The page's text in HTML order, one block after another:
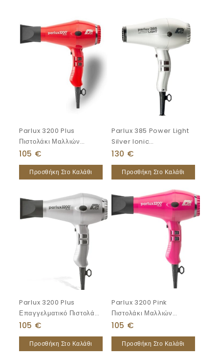
Parlux 3200 Plus
Πιστολάκι Μαλλιών
1900W
105 €
Προσθήκη Στο Καλάθι
Parlux 385 Power Light
Silver Ionic
Επαγγελματικό Πιστολάκι
Μαλλιών 2150
130 €
Προσθήκη Στο Καλάθι
Parlux 3200 Plus
Επαγγελματικό Πιστολάκι
Μαλλιών 1900W Silver
105 €
Προσθήκη Στο Καλάθι
Parlux 3200 Pink
Πιστολάκι Μαλλιών
1900W
105 €
Προσθήκη Στο Καλάθι